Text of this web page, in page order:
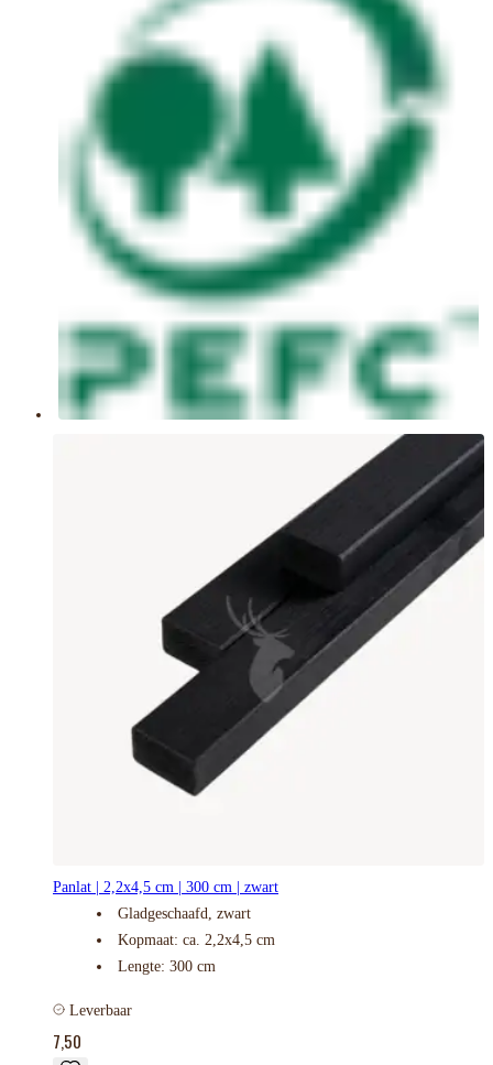
zwarte houten balken toe kan passen in jouw tuin!
Panlat | 2,2x4,5 cm | 300 cm | zwart
Gladgeschaafd, zwart
Kopmaat: ca. 2,2x4,5 cm
Lengte: 300 cm
Leverbaar
7,50